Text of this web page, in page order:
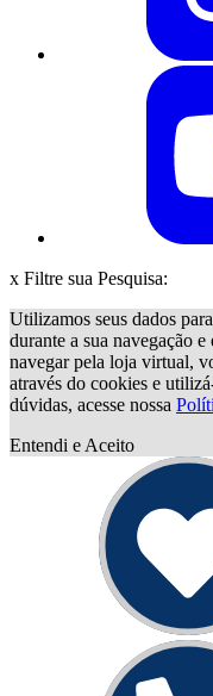
x Filtre sua Pesquisa:
Utilizamos seus dados
durante a sua navegação
navegar pela loja virtual,
através do cookies e
dúvidas, acesse nossa
Entendi e Aceito